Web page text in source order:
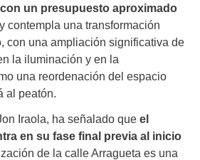
un presupuesto aproximado
y contempla una transformación
con una ampliación significativa de
la iluminación y en la
una reordenación del espacio
al peatón.
Iraola, ha señalado que el
en su fase final previa al inicio
de la calle Arragueta es una